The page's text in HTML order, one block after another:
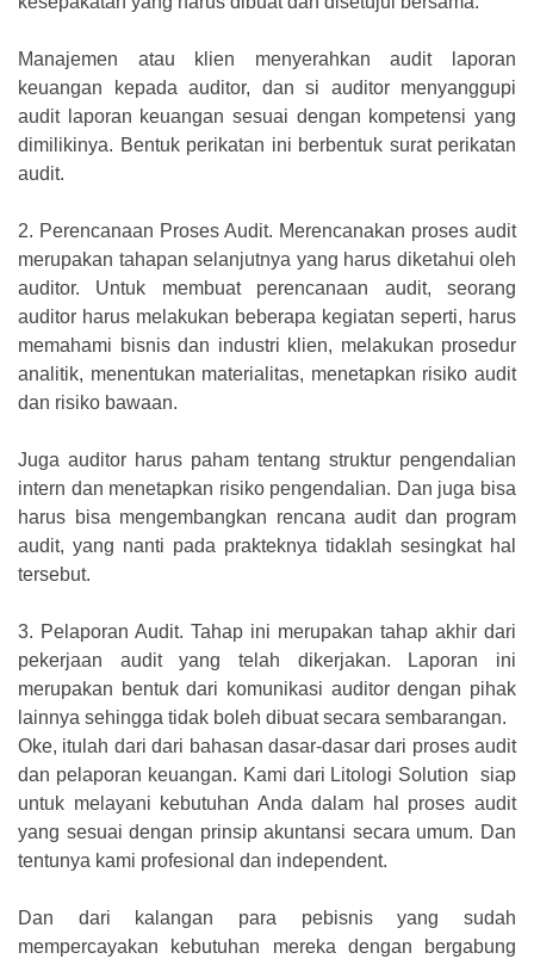
Manajemen atau klien menyerahkan audit laporan
keuangan kepada auditor, dan si auditor menyanggupi
audit laporan keuangan sesuai dengan kompetensi yang
dimilikinya. Bentuk perikatan ini berbentuk surat perikatan
audit.
2. Perencanaan Proses Audit. Merencanakan proses audit
merupakan tahapan selanjutnya yang harus diketahui oleh
auditor. Untuk membuat perencanaan audit, seorang
auditor harus melakukan beberapa kegiatan seperti, harus
memahami bisnis dan industri klien, melakukan prosedur
analitik, menentukan materialitas, menetapkan risiko audit
dan risiko bawaan.
Juga auditor harus paham tentang struktur pengendalian
intern dan menetapkan risiko pengendalian. Dan juga bisa
harus bisa mengembangkan rencana audit dan program
audit, yang nanti pada prakteknya tidaklah sesingkat hal
tersebut.
3. Pelaporan Audit. Tahap ini merupakan tahap akhir dari
pekerjaan audit yang telah dikerjakan. Laporan ini
merupakan bentuk dari komunikasi auditor dengan pihak
lainnya sehingga tidak boleh dibuat secara sembarangan.
Oke, itulah dari dari bahasan dasar-dasar dari proses audit
dan pelaporan keuangan. Kami dari Litologi Solution siap
untuk melayani kebutuhan Anda dalam hal proses audit
yang sesuai dengan prinsip akuntansi secara umum. Dan
tentunya kami profesional dan independent.
Dan dari kalangan para pebisnis yang sudah
mempercayakan kebutuhan mereka dengan bergabung